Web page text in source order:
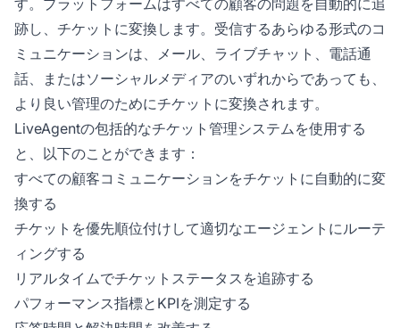
跡し、チケットに変換します。受信するあらゆる形式のコ
ミュニケーションは、メール、ライブチャット、電話通
話、またはソーシャルメディアのいずれからであっても、
より良い管理のためにチケットに変換されます。
LiveAgentの包括的なチケット管理システムを使用する
と、以下のことができます：
すべての顧客コミュニケーションをチケットに自動的に変
換する
チケットを優先順位付けして適切なエージェントにルーテ
ィングする
リアルタイムでチケットステータスを追跡する
パフォーマンス指標とKPIを測定する